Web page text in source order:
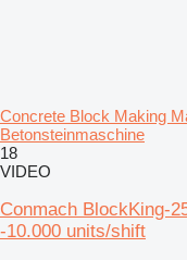
Concrete Block Making
Betonsteinmaschine
18
VIDEO
Conmach BlockKing-
-10.000 units/shift